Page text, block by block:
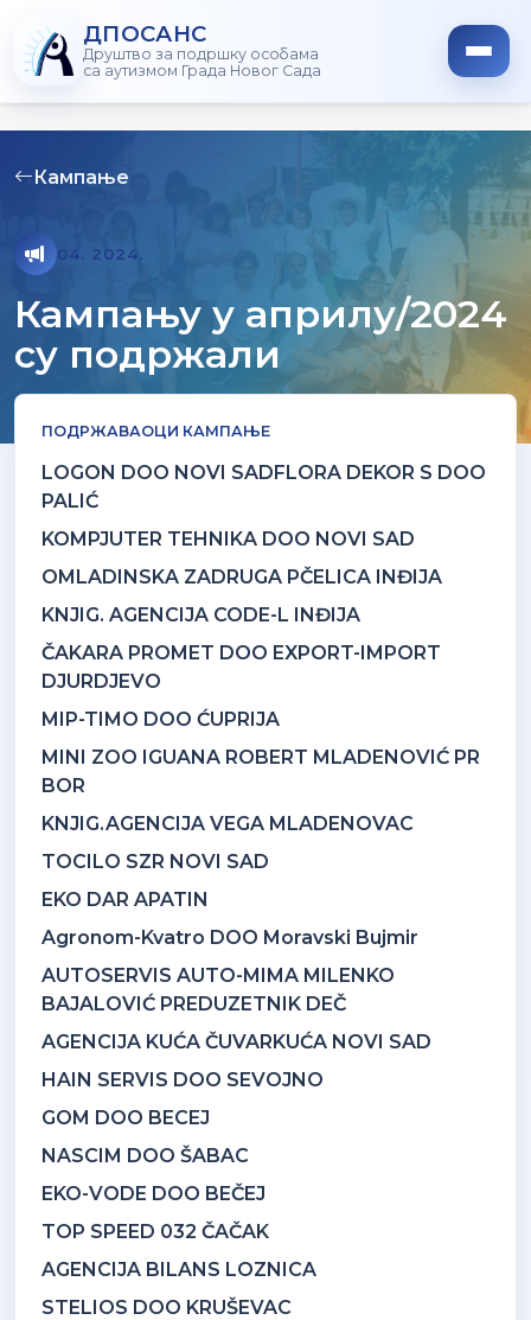
ДПОСАНС
Друштво за подршку особама
са аутизмом Града Новог Сада
Кампање
04. 2024.
Кампању у априлу/2024
су подржали
ПОДРЖАВАОЦИ КАМПАЊЕ
LOGON DOO NOVI SADFLORA DEKOR S DOO
PALIĆ
KOMPJUTER TEHNIKA DOO NOVI SAD
OMLADINSKA ZADRUGA PČELICA INĐIJA
KNJIG. AGENCIJA CODE-L INĐIJA
ČAKARA PROMET DOO EXPORT-IMPORT
DJURDJEVO
MIP-TIMO DOO ĆUPRIJA
MINI ZOO IGUANA ROBERT MLADENOVIĆ PR
BOR
KNJIG.AGENCIJA VEGA MLADENOVAC
TOCILO SZR NOVI SAD
EKO DAR APATIN
Agronom-Kvatro DOO Moravski Bujmir
AUTOSERVIS AUTO-MIMA MILENKO
BAJALOVIĆ PREDUZETNIK DEČ
AGENCIJA KUĆA ČUVARKUĆA NOVI SAD
HAIN SERVIS DOO SEVOJNO
GOM DOO BECEJ
NASCIM DOO ŠABAC
EKO-VODE DOO BEČEJ
TOP SPEED 032 ČAČAK
AGENCIJA BILANS LOZNICA
STELIOS DOO KRUŠEVAC